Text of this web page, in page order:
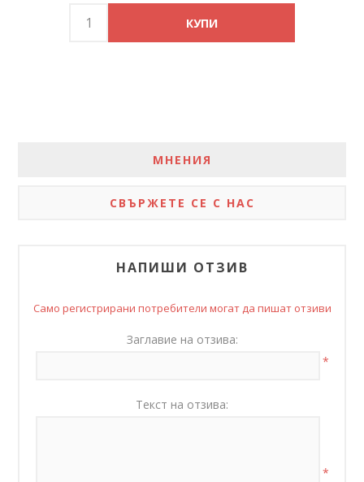
МНЕНИЯ
СВЪРЖЕТЕ СЕ С НАС
НАПИШИ ОТЗИВ
Само регистрирани потребители могат да пишат отзиви
Заглавие на отзива:
*
Текст на отзива:
*